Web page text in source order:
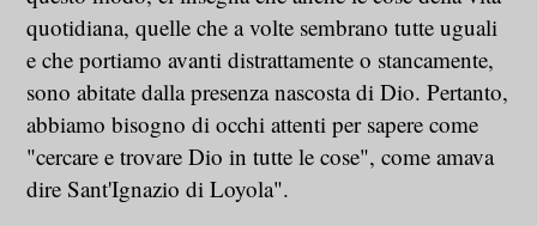
quotidiana, quelle che a volte sembrano tutte uguali
e che portiamo avanti distrattamente o stancamente,
sono abitate dalla presenza nascosta di Dio. Pertanto,
abbiamo bisogno di occhi attenti per sapere come
"cercare e trovare Dio in tutte le cose", come amava
dire Sant'Ignazio di Loyola".